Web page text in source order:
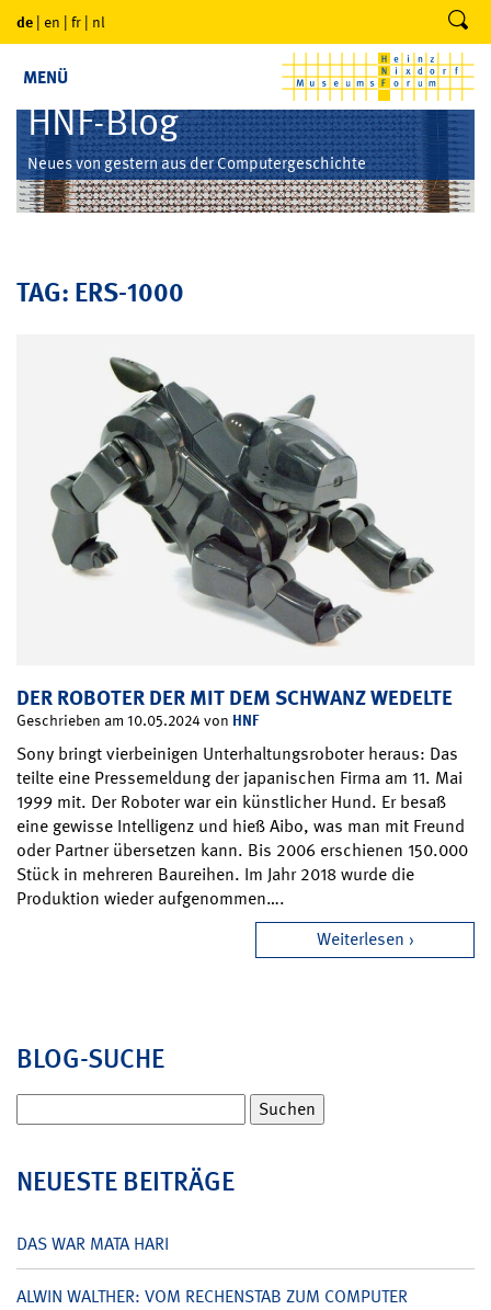
de | en | fr | nl
MENÜ
HNF-Blog
Neues von gestern aus der Computergeschichte
TAG: ERS-1000
DER ROBOTER DER MIT DEM SCHWANZ WEDELTE
Geschrieben am 10.05.2024 von HNF
Sony bringt vierbeinigen Unterhaltungsroboter heraus: Das
teilte eine Pressemeldung der japanischen Firma am 11. Mai
1999 mit. Der Roboter war ein künstlicher Hund. Er besaß
eine gewisse Intelligenz und hieß Aibo, was man mit Freund
oder Partner übersetzen kann. Bis 2006 erschienen 150.000
Stück in mehreren Baureihen. Im Jahr 2018 wurde die
Produktion wieder aufgenommen….
Weiterlesen
BLOG-SUCHE
nach:
NEUESTE BEITRÄGE
DAS WAR MATA HARI
ALWIN WALTHER: VOM RECHENSTAB ZUM COMPUTER